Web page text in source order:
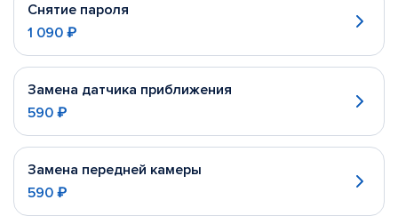
Снятие пароля
1 090 ₽
Замена датчика приближения
590 ₽
Замена передней камеры
590 ₽